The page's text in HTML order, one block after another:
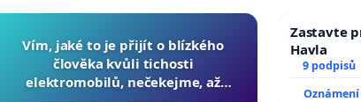
Vím, jaké to je přijít o blízkého
člověka kvůli tichosti
elektromobilů, nečekejme, až
Zastavte
Havla
9 podpisů